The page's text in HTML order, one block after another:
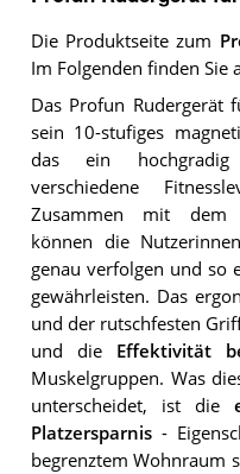
Die Produktseite zum
Im Folgenden finden Sie
Das Profun Rudergerät
sein 10-stufiges
das ein
verschiedene
Zusammen mit dem
können die
genau verfolgen und so
gewährleisten. Das
und der rutschfesten
und die Effektivität
Muskelgruppen. Was
unterscheidet, ist die
Platzersparnis-
begrenztem Wohnraum